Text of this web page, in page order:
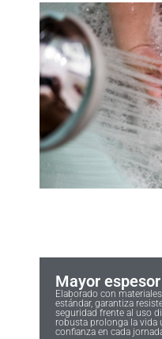
Mayor
Elaborado con
estándar, garantiza
seguridad frente al uso
robusta prolonga la vida
confianza en cada